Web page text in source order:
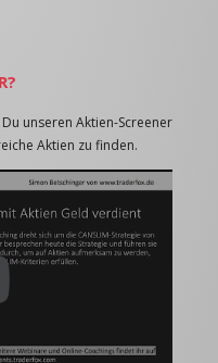
unseren Aktien-Screener
Aktien zu finden.